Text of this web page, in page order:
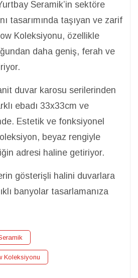
Seramik’in sektöre
tasarımında taşıyan ve zarif
Koleksiyonu, özellikle
daha geniş, ferah ve
duvar karosu serilerinden
ebadı 33x33cm ve
Estetik ve fonksiyonel
beyaz rengiyle
adresi haline getiriyor.
gösterişli halini duvarlara
banyolar tasarlamanıza
Koleksiyonu